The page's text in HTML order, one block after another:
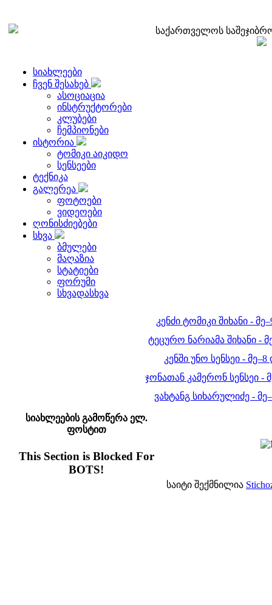
საქართველოს
სიახლეები
ჩვენ შესახებ
ასოციაცია
ინსტრუქტორები
კლუბები
ჩემპიონები
ისტორია
ტომიკი აიკიდო
სენსეები
ტექნიკა
გალერეა
ფოტოები
ვიდეოები
ღონისძიებები
სხვა
ბმულები
მაღაზია
სტატიები
ფორუმი
სხვადასხვა
კენძი ტომიკი შიხანი -
ტეცურო ნარიამა შიხანი -
კენში უნო სენსეი - მე–8
ჯონათან კამერონ სენსეი -
ვახტანგ სიხარულიძე -
სიახლეების გამოწერა ელ.
ფოსტით
This Section is Blocked For
BOTS!
საიტი შექმნილია